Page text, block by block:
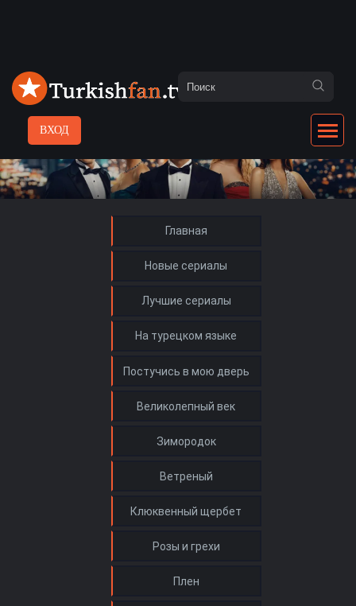
ВХОД
Главная
Новые сериалы
Лучшие сериалы
На турецком языке